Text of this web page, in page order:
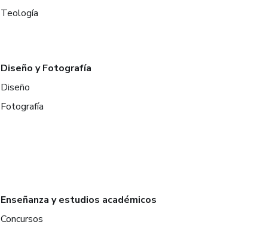
Teología
Diseño y Fotografía
Diseño
Fotografía
Enseñanza y estudios académicos
Concursos